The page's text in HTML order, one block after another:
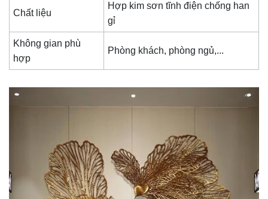
Chất liệu
Hợp kim sơn tĩnh điện chống han
gỉ
Không gian phù
hợp
Phòng khách, phòng ngủ,...